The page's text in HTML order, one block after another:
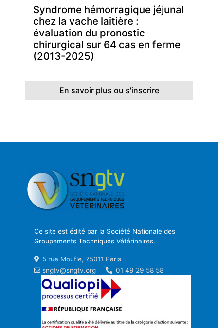
Syndrome hémorragique jéjunal
chez la vache laitière :
évaluation du pronostic
chirurgical sur 64 cas en ferme
(2013-2025)
En savoir plus ou s'inscrire
Ce site est édité par la Société Nationale des
Groupements Techniques Vétérinaires.
5 rue Moufle, 75011 Paris
sngtv@sngtv.org
01 49 29 58 58